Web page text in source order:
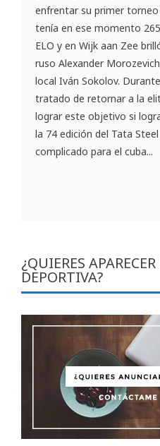
enfrentar su primer
tenía en ese momento
ELO y en Wijk aan Zee
ruso Alexander
local Iván Sokolov.
tratado de retornar a la
lograr este objetivo si
la 74 edición del Tata
complicado para el cuba...
¿QUIERES
DEPORTIVA?